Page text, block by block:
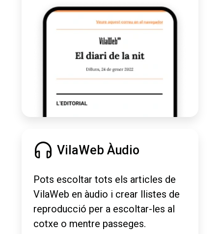
VilaWeb Àudio
Pots escoltar tots els articles de
VilaWeb en àudio i crear llistes de
reproducció per a escoltar-les al
cotxe o mentre passeges.